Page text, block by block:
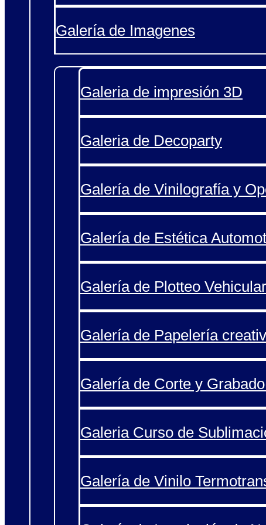
Galería de Imagenes
Galeria de impresión 3D
Galeria de Decoparty
Galería de Vinilografía y
Galería de Estética
Galería de Plotteo Vehicular
Galería de Papelería
Galería de Corte y
Galeria Curso de
Galería de Vinilo